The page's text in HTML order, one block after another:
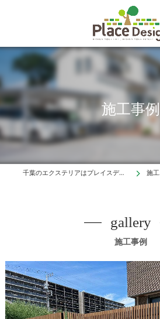
施工事例
千葉のエクステリアはプレイスデザイン株式会社 施工事例
施工事例
gallery